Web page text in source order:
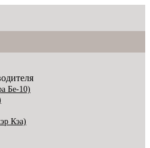
Бе-10)
Кэа)